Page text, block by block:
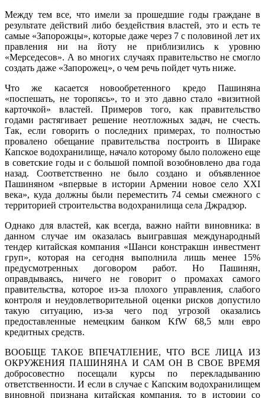
Между тем все, что имели за прошедшие годы граждане в
результате действий либо бездействия властей, это и есть те
самые «Запорожцы», которые даже через 7 с половиной лет их
правления ни на йоту не приблизились к уровню
«Мерседесов». А во многих случаях правительство не смогло
создать даже «Запорожец», о чем речь пойдет чуть ниже.
Что же касается новообретенного кредо Пашиняна
«поспешать, не торопясь», то и это давно стало «визитной
карточкой» властей. Примеров того, как правительство
годами растягивает решение неотложных задач, не счесть.
Так, если говорить о последних примерах, то полностью
провалено обещание правительства построить в Шираке
Капское водохранилище, начало которому было положено еще
в советские годы и с большой помпой возобновлено два года
назад. Соответственно не было создано и объявленное
Пашиняном «впервые в истории Армении новое село XXI
века», куда должны были переместить 74 семьи смежного с
территорией строительства водохранилища села Джрадзор.
Однако для властей, как всегда, важно найти виновника: в
данном случае им оказалась выигравшая международный
тендер китайская компания «Шанси констракшн инвестмент
груп», которая на сегодня выполнила лишь менее 15%
предусмотренных договором работ. Но Пашинян,
оправдываясь, ничего не говорит о промахах самого
правительства, которое из-за плохого управления, слабого
контроля и неудовлетворительной оценки рисков допустило
такую ситуацию, из-за чего под угрозой оказались
предоставленные немецким банком KfW 68,5 млн евро
кредитных средств.
ВООБЩЕ ТАКОЕ ВПЕЧАТЛЕНИЕ, ЧТО ВСЕ ЛИЦА ИЗ
ОКРУЖЕНИЯ ПАШИНЯНА И САМ ОН В СВОЕ ВРЕМЯ
добросовестно посещали курсы по перекладыванию
ответственности. И если в случае с Капским водохранилищем
виновной признана китайская компания, то в истории со